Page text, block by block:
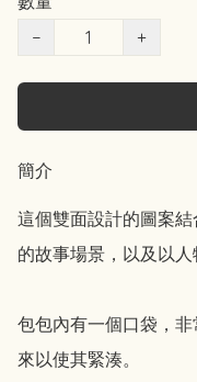
−
+
簡介
這個雙面設計的圖案
的故事場景，以及以人
包包內有一個口袋，
來以使其緊湊。